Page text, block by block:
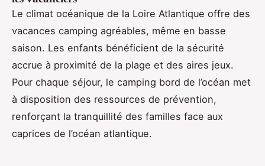
Le climat océanique de la Loire Atlantique offre des
vacances camping agréables, même en basse
saison. Les enfants bénéficient de la sécurité
accrue à proximité de la plage et des aires jeux.
Pour chaque séjour, le camping bord de l’océan met
à disposition des ressources de prévention,
renforçant la tranquillité des familles face aux
caprices de l’océan atlantique.